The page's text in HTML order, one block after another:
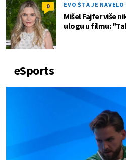
0 EVO ŠTA JE NAVELO
Mišel Fajfer više
ulogu u filmu:
eSports